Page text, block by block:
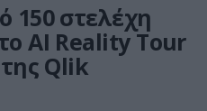
150 στελέχη
AI Reality Tour
Qlik